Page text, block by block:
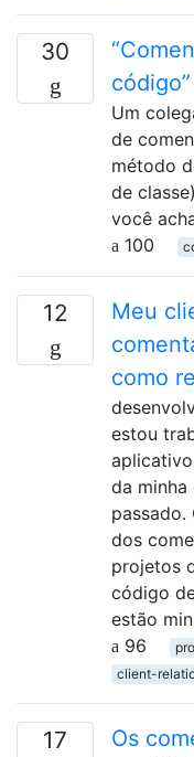
30
Um
de
método
de
você
100
12
Meu
como
estou
da minha
passado.
dos
projetos
código
estão
96
client-
17
Os